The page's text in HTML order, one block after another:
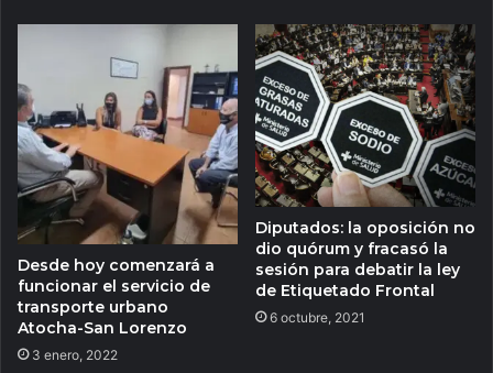
Desde hoy comenzará a
funcionar el servicio de
transporte urbano
Atocha-San Lorenzo
3 enero, 2022
Diputados: la oposición no
dio quórum y fracasó la
sesión para debatir la ley
de Etiquetado Frontal
6 octubre, 2021